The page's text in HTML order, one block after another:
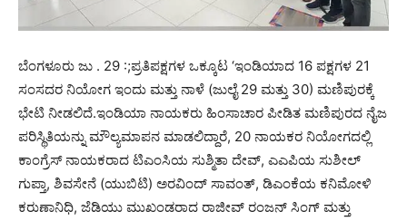
ಬೆಂಗಳೂರು ಜು . 29 :;ಪ್ರತಿಪಕ್ಷಗಳ ಒಕ್ಕೂಟ ‘ಇಂಡಿಯಾದ 16 ಪಕ್ಷಗಳ 21
ಸಂಸದರ ನಿಯೋಗ ಇಂದು ಮತ್ತು ನಾಳೆ (ಜುಲೈ 29 ಮತ್ತು 30) ಮಣಿಪುರಕ್ಕೆ
ಭೇಟಿ ನೀಡಲಿದೆ.ಇಂಡಿಯಾ ನಾಯಕರು ಹಿಂಸಾಚಾರ ಪೀಡಿತ ಮಣಿಪುರದ ನೈಜ
ಪರಿಸ್ಥಿತಿಯನ್ನು ಮೌಲ್ಯಮಾಪನ ಮಾಡಲಿದ್ದಾರೆ, 20 ನಾಯಕರ ನಿಯೋಗದಲ್ಲಿ
ಕಾಂಗ್ರೆಸ್ ನಾಯಕರಾದ ಟಿಎಂಸಿಯ ಸುಶ್ಮಿತಾ ದೇವ್, ಎಎಪಿಯ ಸುಶೀಲ್
ಗುಪ್ತಾ, ಶಿವಸೇನೆ (ಯುಬಿಟಿ) ಅರವಿಂದ್ ಸಾವಂತ್, ಡಿಎಂಕೆಯ ಕನಿಮೋಳಿ
ಕರುಣಾನಿಧಿ, ಜೆಡಿಯು ಮುಖಂಡರಾದ ರಾಜೀವ್ ರಂಜನ್ ಸಿಂಗ್ ಮತ್ತು